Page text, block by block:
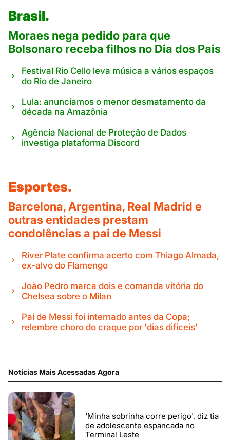
Brasil.
Moraes nega pedido para que
Bolsonaro receba filhos no Dia dos Pais
Festival Rio Cello leva música a vários espaços
do Rio de Janeiro
Lula: anunciamos o menor desmatamento da
década na Amazônia
Agência Nacional de Proteção de Dados
investiga plataforma Discord
Esportes.
Barcelona, Argentina, Real Madrid e
outras entidades prestam
condolências a pai de Messi
River Plate confirma acerto com Thiago Almada,
ex-alvo do Flamengo
João Pedro marca dois e comanda vitória do
Chelsea sobre o Milan
Pai de Messi foi internado antes da Copa;
relembre choro do craque por 'dias difíceis'
Notícias Mais Acessadas Agora
‘Minha sobrinha corre perigo', diz tia
de adolescente espancada no
Terminal Leste